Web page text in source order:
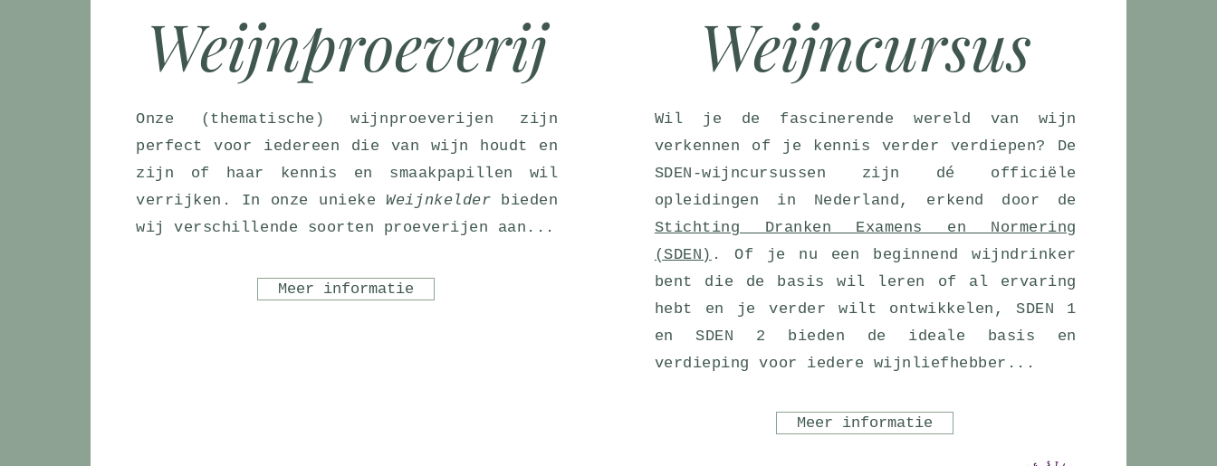
Weijnproeverij
Onze (thematische) wijnproeverijen zijn
perfect voor iedereen die van wijn houdt en
zijn of haar kennis en smaakpapillen wil
verrijken. In onze unieke Weijnkelder bieden
wij verschillende soorten proeverijen aan...
Meer informatie
Weijncursus
Wil je de fascinerende wereld van wijn
verkennen of je kennis verder verdiepen? De
SDEN-wijncursussen zijn dé officiële
opleidingen in Nederland, erkend door de
Stichting Dranken Examens en Normering
(SDEN) . Of je nu een beginnend wijndrinker
bent die de basis wil leren of al ervaring
hebt en je verder wilt ontwikkelen, SDEN 1
en SDEN 2 bieden de ideale basis en
verdieping voor iedere wijnliefhebber...
Meer informatie